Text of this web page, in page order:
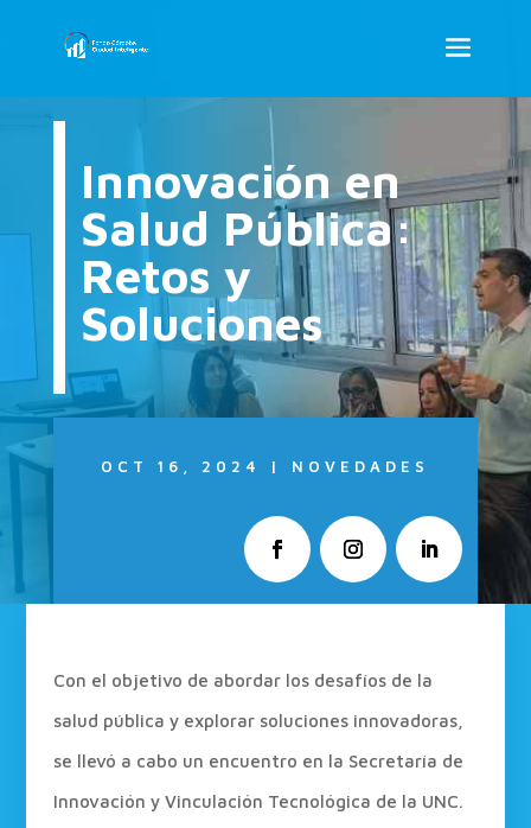
Innovación en
Salud Pública:
Retos y
Soluciones
OCT 16, 2024 | NOVEDADES
Con el objetivo de abordar los desafíos de la
salud pública y explorar soluciones innovadoras,
se llevó a cabo un encuentro en la Secretaría de
Innovación y Vinculación Tecnológica de la UNC.